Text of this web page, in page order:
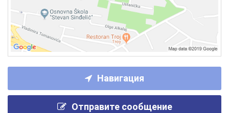
Навигация
Отправите сообщение